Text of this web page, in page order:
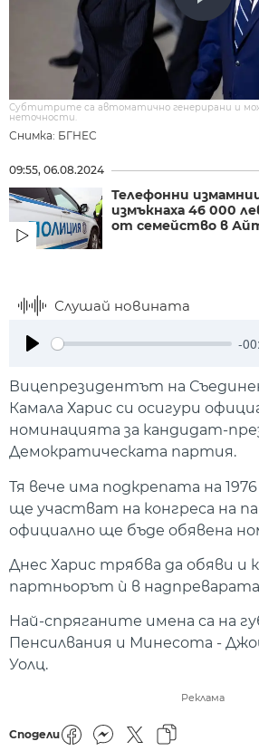
Снимка: БГНЕС
Субтитрите са автоматично генерирани и
неточности.
09:55, 06.08.2024
Телефонни
измъкнаха 46 000
от семейство в
Слушай новината
-
Вицепрезидентът на
Камала Харис си осигури
номинацията за кандидат-
Демократическата партия.
Тя вече има подкрепата на
ще участват на конгреса на
официално ще бъде обявена
Днес Харис трябва да обяви и
партньорът ѝ в надпреварата
Най-спряганите имена са на
Пенсилвания и Минесота -
Уолц.
Реклама
Сподели